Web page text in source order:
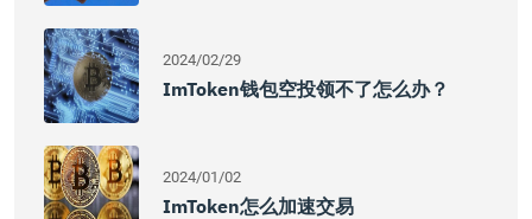
2024/02/29
ImToken钱包空投领不了怎么办？
2024/01/02
ImToken怎么加速交易